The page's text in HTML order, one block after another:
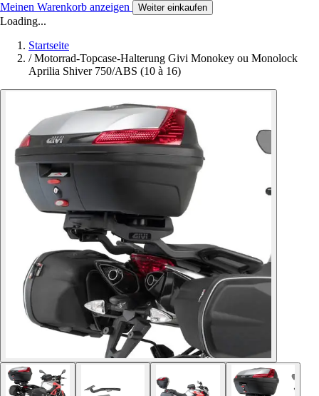
Meinen Warenkorb anzeigen Weiter einkaufen
Loading...
Startseite
/ Motorrad-Topcase-Halterung Givi Monokey ou Monolock
Aprilia Shiver 750/ABS (10 à 16)